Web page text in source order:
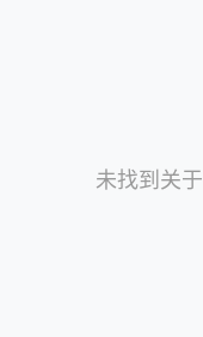
未找到关